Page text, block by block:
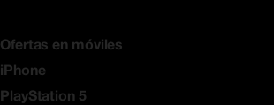
Ofertas en móviles
iPhone
PlayStation 5